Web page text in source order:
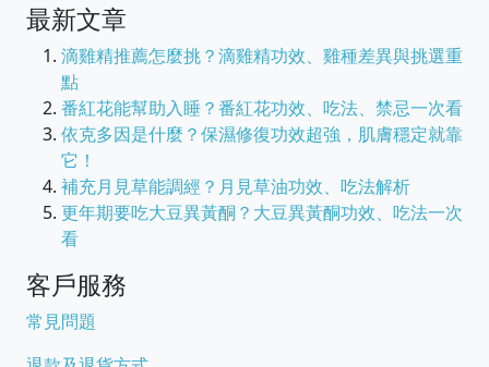
最新文章
滴雞精推薦怎麼挑？滴雞精功效、雞種差異與挑選重
點
番紅花能幫助入睡？番紅花功效、吃法、禁忌一次看
依克多因是什麼？保濕修復功效超強，肌膚穩定就靠
它！
補充月見草能調經？月見草油功效、吃法解析
更年期要吃大豆異黃酮？大豆異黃酮功效、吃法一次
看
客戶服務
常見問題